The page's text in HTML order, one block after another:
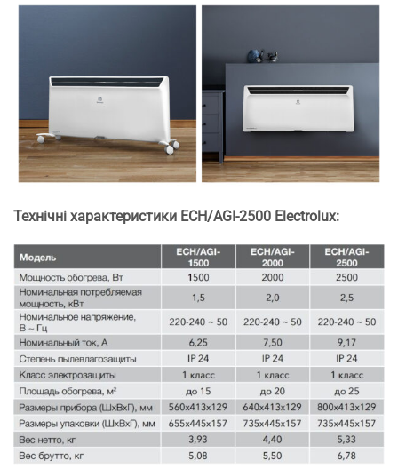
Технічні характеристики ECH/AGI-2500 Electrolux: